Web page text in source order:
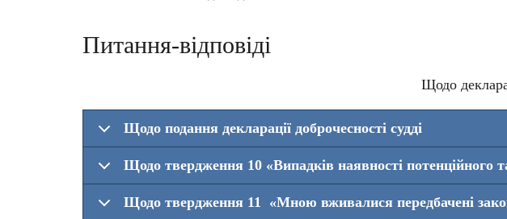
Питання-відповіді
Щодо
Щодо подання декларації доброчесності судді
Щодо твердження 10 «Випадків наявності потенційного
Щодо твердження 11 «Мною вживалися передбачені